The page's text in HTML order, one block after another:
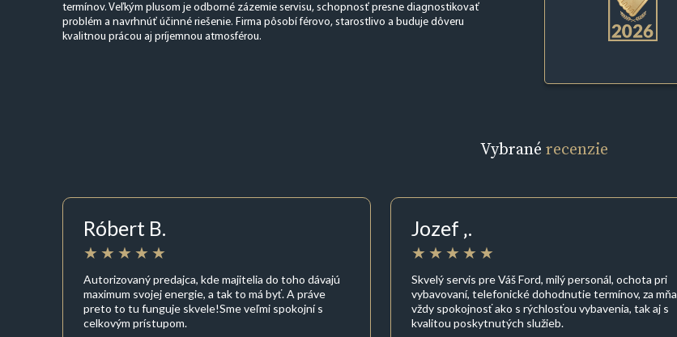
termínov. Veľkým plusom je odborné zázemie servisu, schopnosť presne diagnostikovať
problém a navrhnúť účinné riešenie. Firma pôsobí férovo, starostlivo a buduje dôveru
kvalitnou prácou aj príjemnou atmosférou.
Vybrané recenzie
Róbert B.
Autorizovaný predajca, kde majitelia do toho dávajú
maximum svojej energie, a tak to má byť. A práve
preto to tu funguje skvele!Sme veľmi spokojní s
celkovým prístupom.
Jozef ‚.
Skvelý servis pre Váš Ford, milý personál, ochota pri
vybavovaní, telefonické dohodnutie termínov, za mňa
vždy spokojnosť ako s rýchlosťou vybavenia, tak aj s
kvalitou poskytnutých služieb.